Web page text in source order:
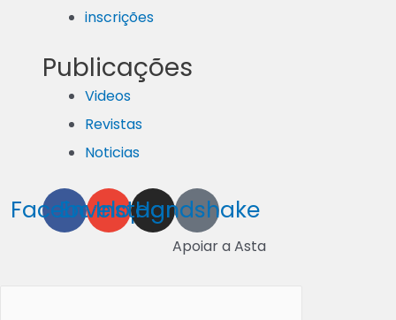
inscrições
Publicações
Videos
Revistas
Noticias
Facebook
Envelope
Instagram
Handshake
Apoiar a Asta